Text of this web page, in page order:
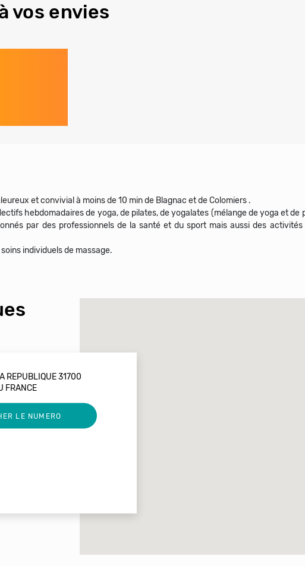
vos envies
et convivial à moins de 10 min de Blagnac et de Colomiers .
hebdomadaires de yoga, de pilates, de yogalates (mélange de yoga et de
par des professionnels de la santé et du sport mais aussi des
REPUBLIQUE 31700
FRANCE
LE NUMERO